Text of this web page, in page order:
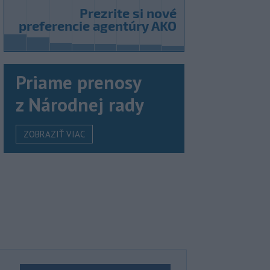
Priame prenosy
z Národnej rady
ZOBRAZIŤ VIAC